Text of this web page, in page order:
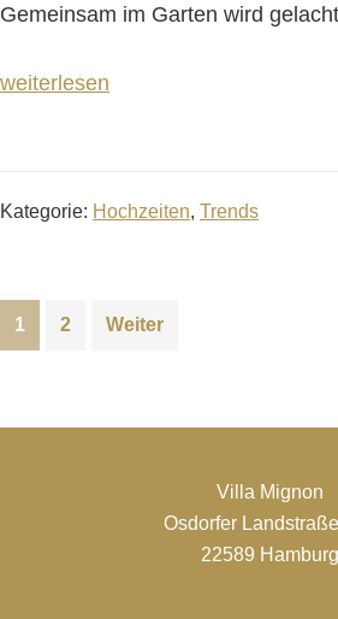
Gemeinsam im Garten wird
weiterlesen
Kategorie: Hochzeiten, Trends
1 2 Weiter
Villa Mignon
Osdorfer
22589 Hamburg